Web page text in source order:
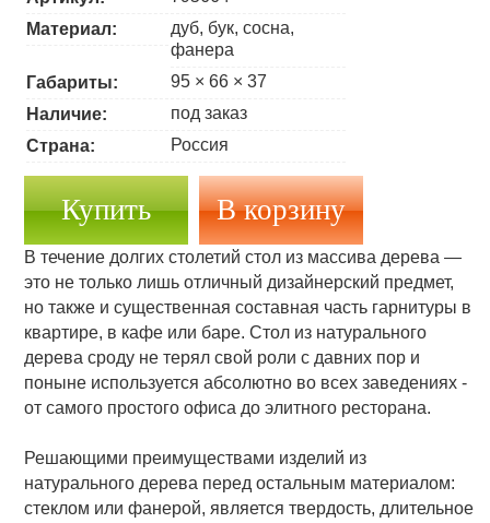
Материал:
дуб, бук, сосна,
фанера
Габариты:
95 × 66 × 37
Наличие:
под заказ
Страна:
Россия
Купить
В течение долгих столетий стол из массива дерева —
это не только лишь отличный дизайнерский предмет,
но также и существенная составная часть гарнитуры в
квартире, в кафе или баре. Стол из натурального
дерева сроду не терял свой роли с давних пор и
поныне используется абсолютно во всех заведениях -
от самого простого офиса до элитного ресторана.
Решающими преимуществами изделий из
натурального дерева перед остальным материалом:
стеклом или фанерой, является твердость, длительное